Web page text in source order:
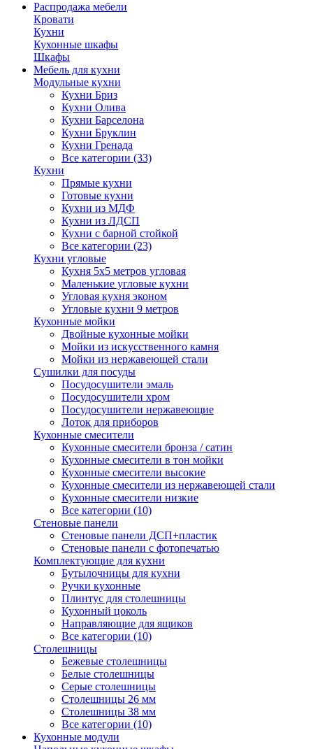
Распродажа мебели
Кровати
Кухни
Кухонные шкафы
Шкафы
Мебель для кухни
Модульные кухни
Кухни Бриз
Кухни Олива
Кухни Барселона
Кухни Бруклин
Кухни Гренада
Все категории (33)
Кухни
Прямые кухни
Готовые кухни
Кухни из МДФ
Кухни из ЛДСП
Кухни с барной стойкой
Все категории (23)
Кухни угловые
Кухня 5х5 метров угловая
Маленькие угловые кухни
Угловая кухня эконом
Угловые кухни 9 метров
Кухонные мойки
Двойные кухонные мойки
Мойки из искусственного камня
Мойки из нержавеющей стали
Сушилки для посуды
Посудосушители эмаль
Посудосушители хром
Посудосушители нержавеющие
Лоток для приборов
Кухонные смесители
Кухонные смесители бронза / сатин
Кухонные смесители в тон мойки
Кухонные смесители высокие
Кухонные смесители из нержавеющей стали
Кухонные смесители низкие
Все категории (10)
Стеновые панели
Стеновые панели ДСП+пластик
Стеновые панели с фотопечатью
Комплектующие для кухни
Бутылочницы для кухни
Ручки кухонные
Плинтус для столешницы
Кухонный цоколь
Направляющие для ящиков
Все категории (10)
Столешницы
Бежевые столешницы
Белые столешницы
Серые столешницы
Столешницы 26 мм
Столешницы 38 мм
Все категории (10)
Кухонные модули